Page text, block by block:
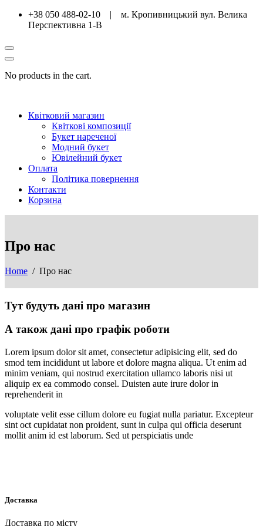
+38 050 488-02-10 | м. Кропивницький вул. Велика
Перспективна 1-В
No products in the cart.
Квітковий магазин
Квіткові композиції
Букет нареченої
Модний букет
Ювілейний букет
Оплата
Політика повернення
Контакти
Корзина
Про нас
Home / Про нас
Тут будуть дані про магазин
А також дані про графік роботи
Lorem ipsum dolor sit amet, consectetur adipisicing elit, sed do
smod tem incididunt ut labore et dolore magna aliqua. Ut enim ad
minim veniam, qui nostrud exercitation ullamco laboris nisi ut
aliquip ex ea commodo consel. Duisten aute irure dolor in
reprehenderit in
voluptate velit esse cillum dolore eu fugiat nulla pariatur. Excepteur
sint oct cupidatat non proident, sunt in culpa qui officia deserunt
mollit anim id est laborum. Sed ut perspiciatis unde
Доставка
Доставка по місту